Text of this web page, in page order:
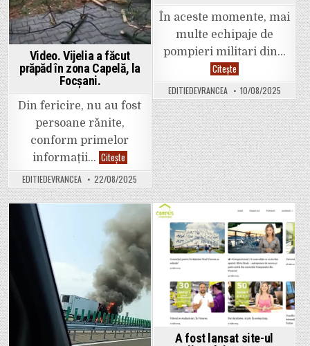
Video. Vijelia a făcut
prăpăd în zona Capelă, la
Focșani.
Din fericire, nu au fost
persoane rănite,
conform primelor
informații… CiteșteVideo.
Vijelia
a
făcut
prăpăd
în
Capelă,
la
Focșani.
EDITIEDEVRANCEA 22/08/2025
În aceste momente, mai
multe echipaje de
pompieri militari din…
CiteșteVideo.
Foc
la
Vânători.
Incendiu
de
amploare
pe
mai
multe
hectare
de
teren.
EDITIEDEVRANCEA 10/08/2025
Posted
in
Posted
in
A fost lansat site-ul